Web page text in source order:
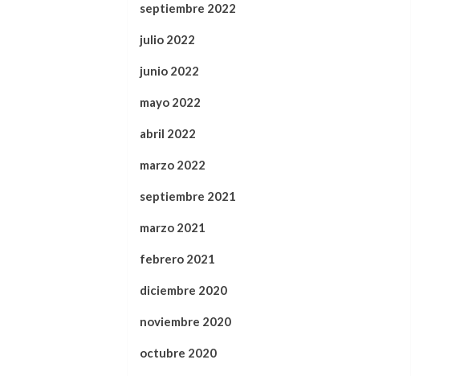
septiembre 2022
julio 2022
junio 2022
mayo 2022
abril 2022
marzo 2022
septiembre 2021
marzo 2021
febrero 2021
diciembre 2020
noviembre 2020
octubre 2020